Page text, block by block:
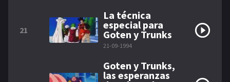
21
La técnica
especial para
Goten y Trunks
21-09-1994
Goten y Trunks,
las esperanzas